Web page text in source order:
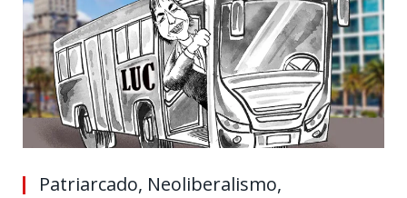
Patriarcado, Neoliberalismo,